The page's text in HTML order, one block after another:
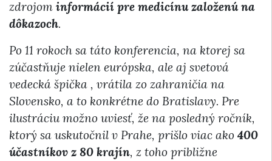
zdrojom informácií pre medicínu založenú na
dôkazoch.
Po 11 rokoch sa táto konferencia, na ktorej sa
zúčastňuje nielen európska, ale aj svetová
vedecká špička , vrátila zo zahraničia na
Slovensko, a to konkrétne do Bratislavy. Pre
ilustráciu možno uviesť, že na posledný ročník,
ktorý sa uskutočnil v Prahe, prišlo viac ako 400
účastníkov z 80 krajín, z toho približne